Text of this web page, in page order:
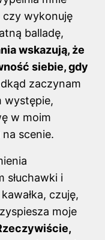
czy wykonuję
balladę,
wskazują, że
siebie, gdy
zaczynam
występie,
w moim
scenie.
słuchawki i
czuję,
moje